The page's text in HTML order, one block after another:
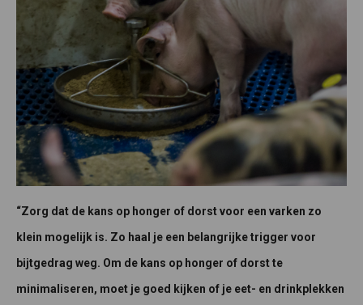
“Zorg dat de kans op honger of dorst voor een varken zo
klein mogelijk is. Zo haal je een belangrijke trigger voor
bijtgedrag weg. Om de kans op honger of dorst te
minimaliseren, moet je goed kijken of je eet- en drinkplekken